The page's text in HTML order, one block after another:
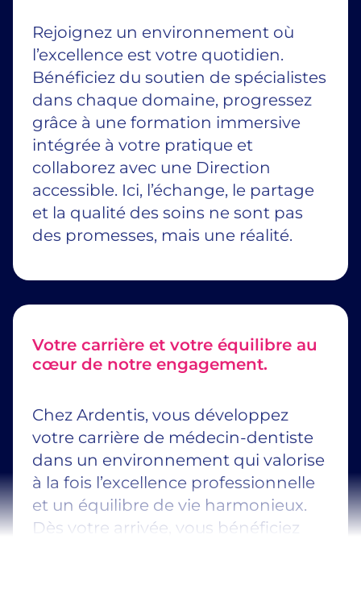
Rejoignez un environnement où
l’excellence est votre quotidien.
Bénéficiez du soutien de spécialistes
dans chaque domaine, progressez
grâce à une formation immersive
intégrée à votre pratique et
collaborez avec une Direction
accessible. Ici, l’échange, le partage
et la qualité des soins ne sont pas
des promesses, mais une réalité.
Votre carrière et votre équilibre au
cœur de notre engagement.
Chez Ardentis, vous développez
votre carrière de médecin-dentiste
dans un environnement qui valorise
à la fois l’excellence professionnelle
et un équilibre de vie harmonieux.
Dès votre arrivée, vous bénéficiez